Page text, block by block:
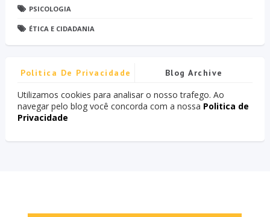
PSICOLOGIA
ÉTICA E CIDADANIA
Politica De Privacidade Blog Archive
Utilizamos cookies para analisar o nosso trafego. Ao
navegar pelo blog você concorda com a nossa Politica de
Privacidade